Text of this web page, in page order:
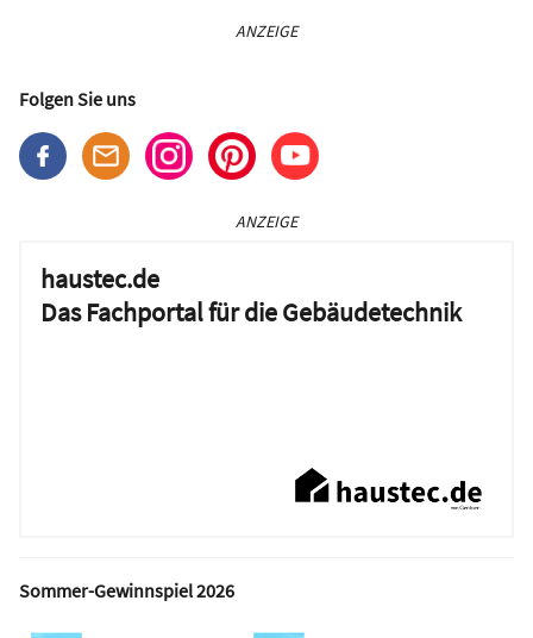
ANZEIGE
Folgen Sie uns
ANZEIGE
haustec.de
Das Fachportal für die Gebäudetechnik
Sommer-Gewinnspiel 2026